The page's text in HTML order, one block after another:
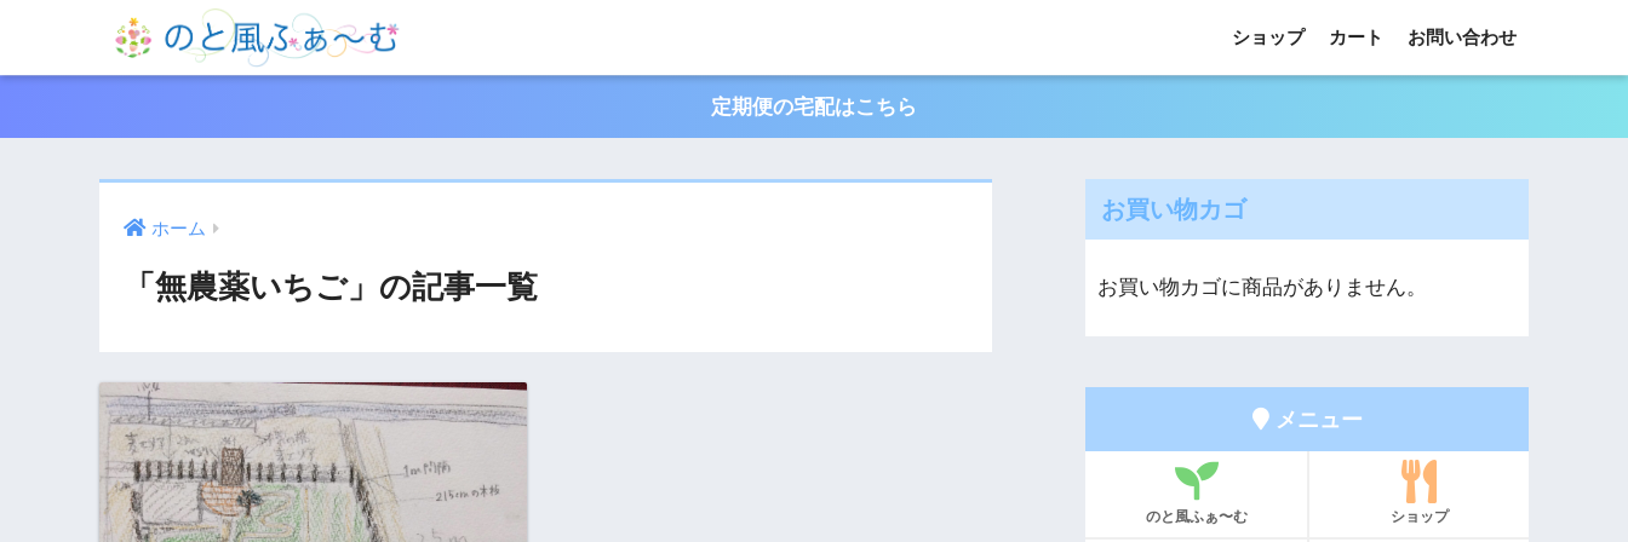
ショップ カート お問い合わせ
定期便の宅配はこちら
ホーム
「無農薬いちご」の記事一覧
お買い物カゴ
お買い物カゴに商品がありません。
メニュー
のと風ふぁ〜む ショップ